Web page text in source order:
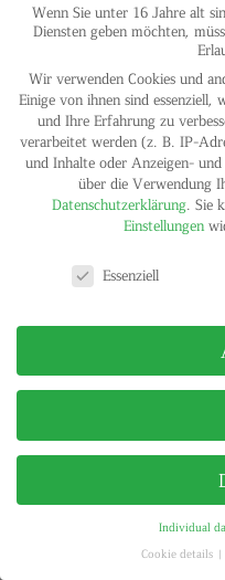
IMPRINT
© HELGA MARIA
Wenn Sie unter 16 Jahre alt
Diensten geben möchten,
Wir verwenden Cookies und
Einige von ihnen sind essenziell,
und Ihre Erfahrung zu
verarbeitet werden (z. B. IP-
und Inhalte oder Anzeigen- und
über die Verwendung
Datenschutzerklärung. Sie
Einstellungen
Essenziell
Individual
Cookie details